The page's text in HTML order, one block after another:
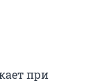
при